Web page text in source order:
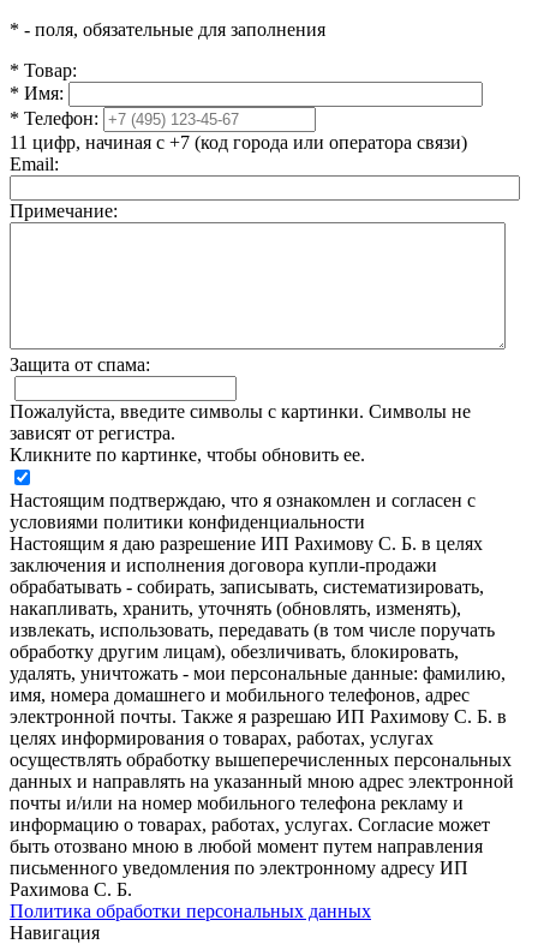
* - поля, обязательные для заполнения
* Товар:
* Имя:
* Телефон:
11 цифр, начиная с +7 (код города или оператора связи)
Email:
Примечание:
Защита от спама:
Пожалуйста, введите символы с картинки. Символы не
зависят от регистра.
Кликните по картинке, чтобы обновить ее.
Настоящим подтверждаю, что я ознакомлен и согласен с
условиями политики конфиденциальности
Настоящим я даю разрешение ИП Рахимову С. Б. в целях
заключения и исполнения договора купли-продажи
обрабатывать - собирать, записывать, систематизировать,
накапливать, хранить, уточнять (обновлять, изменять),
извлекать, использовать, передавать (в том числе поручать
обработку другим лицам), обезличивать, блокировать,
удалять, уничтожать - мои персональные данные: фамилию,
имя, номера домашнего и мобильного телефонов, адрес
электронной почты. Также я разрешаю ИП Рахимову С. Б. в
целях информирования о товарах, работах, услугах
осуществлять обработку вышеперечисленных персональных
данных и направлять на указанный мною адрес электронной
почты и/или на номер мобильного телефона рекламу и
информацию о товарах, работах, услугах. Согласие может
быть отозвано мною в любой момент путем направления
письменного уведомления по электронному адресу ИП
Рахимова С. Б.
Политика обработки персональных данных
Навигация